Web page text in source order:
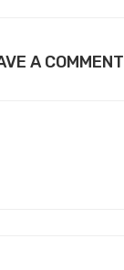
A COMMENT